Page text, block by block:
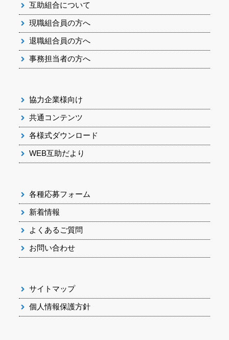
互助組合について
現職組合員の方へ
退職組合員の方へ
事務担当者の方へ
協力企業様向け
共通コンテンツ
各様式ダウンロード
WEB互助だより
各種応募フォーム
新着情報
よくあるご質問
お問い合わせ
サイトマップ
個人情報保護方針